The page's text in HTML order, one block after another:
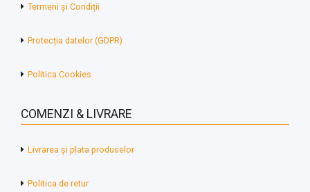
Termeni și Condiții
Protecția datelor (GDPR)
Politica Cookies
COMENZI & LIVRARE
Livrarea și plata produselor
Politica de retur